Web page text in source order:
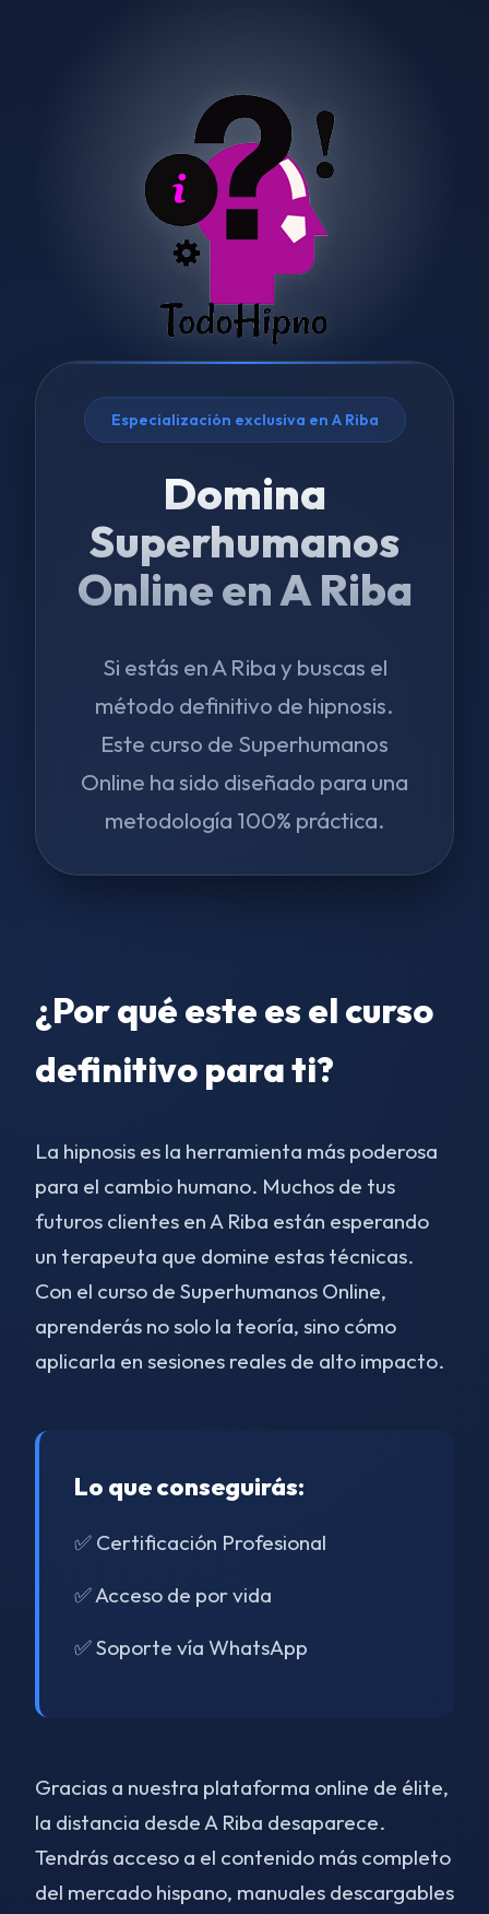
Especialización exclusiva en A Riba
Domina
Superhumanos
Online en A Riba
Si estás en A Riba y buscas el
método definitivo de hipnosis.
Este curso de Superhumanos
Online ha sido diseñado para una
metodología 100% práctica.
¿Por qué este es el curso
definitivo para ti?
La hipnosis es la herramienta más poderosa
para el cambio humano. Muchos de tus
futuros clientes en A Riba están esperando
un terapeuta que domine estas técnicas.
Con el curso de Superhumanos Online,
aprenderás no solo la teoría, sino cómo
aplicarla en sesiones reales de alto impacto.
Lo que conseguirás:
✅ Certificación Profesional
✅ Acceso de por vida
✅ Soporte vía WhatsApp
Gracias a nuestra plataforma online de élite,
la distancia desde A Riba desaparece.
Tendrás acceso a el contenido más completo
del mercado hispano, manuales descargables